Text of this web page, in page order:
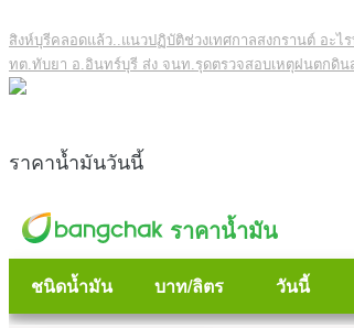
สิงห์บุรีคลอดแล้ว..แนวปฏิบัติช่วงเทศกาลสงกรานต์ อะไ
ทต.ทับยา อ.อินทร์บุรี ส่ง จนท.รุดตรวจสอบเหตุฝนตกดิน
ราคาน้ำมันวันนี้